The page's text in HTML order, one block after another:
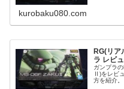
kurobaku080.com
RG(リア
ラ レビュ
ガンプラ
Ⅱ)をレビ
方を紹介。